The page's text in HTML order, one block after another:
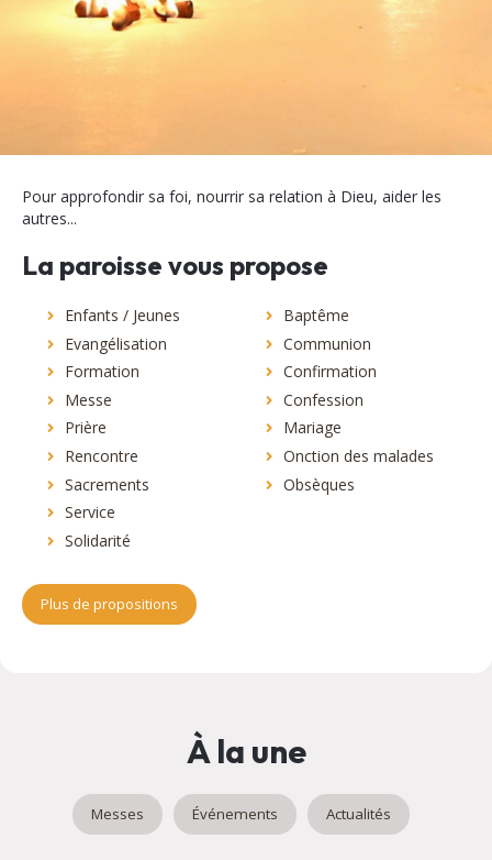
Pour approfondir sa foi, nourrir sa relation à Dieu, aider les
autres...
La paroisse vous propose
Enfants / Jeunes
Evangélisation
Formation
Messe
Prière
Rencontre
Sacrements
Service
Solidarité
Baptême
Communion
Confirmation
Confession
Mariage
Onction des malades
Obsèques
Plus de propositions
À la une
Messes Événements Actualités